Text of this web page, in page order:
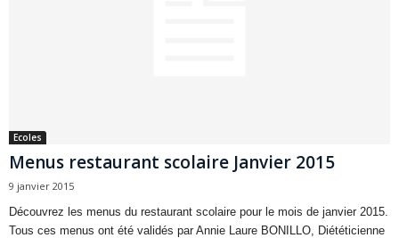
Ecoles
Menus restaurant scolaire Janvier 2015
9 janvier 2015
Découvrez les menus du restaurant scolaire pour le mois de janvier 2015.
Tous ces menus ont été validés par Annie Laure BONILLO, Diététicienne